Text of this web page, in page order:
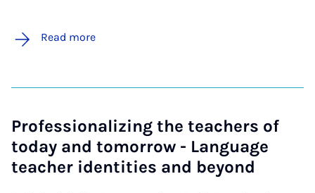
Read more
Professionalizing the teachers of
today and tomorrow - Language
teacher identities and beyond